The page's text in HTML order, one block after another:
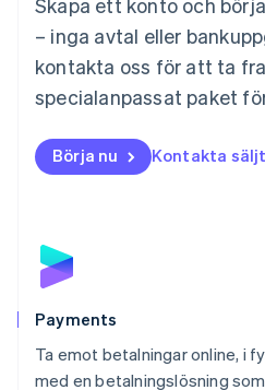
Skapa ett konto och
– inga avtal eller
kontakta oss för att ta
specialanpassat paket
Börja nu Kontakta
Payments
Ta emot betalningar online, i
med en betalningslösning
English
Mexiko
Nederländerna
NederlandsEnglish
English
Nya Zeeland
Portugal
Português
English
DeutschFrançaisItalianoEnglish
Singapore